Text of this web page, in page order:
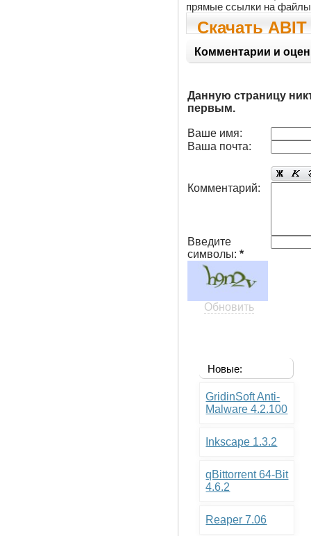
прямые ссылки на
Скачать
8.3.0.1011
Комментарии и
Данную страницу
первым.
Ваше имя:
Ваша почта:
Комментарий:
Введите
символы:*
Обновить
Новые:
GridinSoft Anti-
Malware 4.2.100
Inkscape 1.3.2
qBittorrent 64-Bit
4.6.2
Reaper 7.06